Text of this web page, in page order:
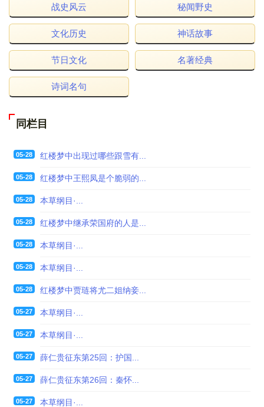
战史风云 秘闻野史
文化历史 神话故事
节日文化 名著经典
诗词名句
同栏目
05-28 红楼梦中出现过哪些跟雪有...
05-28 红楼梦中王熙凤是个脆弱的...
05-28 本草纲目·...
05-28 红楼梦中继承荣国府的人是...
05-28 本草纲目·...
05-28 本草纲目·...
05-28 红楼梦中贾琏将尤二姐纳妾...
05-27 本草纲目·...
05-27 本草纲目·...
05-27 薛仁贵征东第25回：护国...
05-27 薛仁贵征东第26回：秦怀...
05-27 本草纲目·...